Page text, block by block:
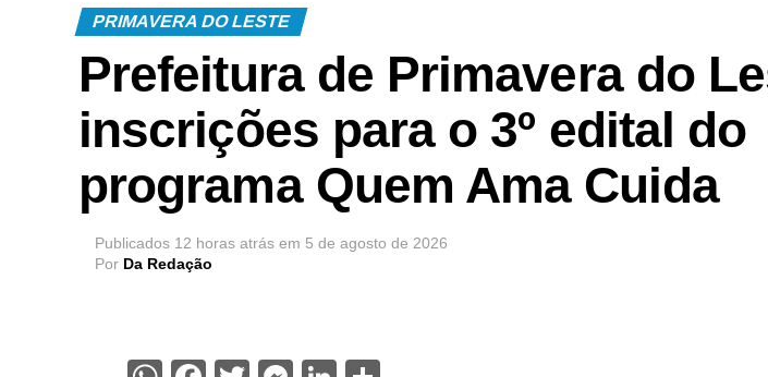
PRIMAVERA DO LESTE
Prefeitura de Primavera do
inscrições para o 3º edital do
programa Quem Ama Cuida
Publicados 12 horas atrás em 5 de agosto de 2026
Por Da Redação